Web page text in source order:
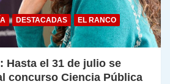
DESTACADAS
EL RANCO
Hasta el 31 de julio se
concurso Ciencia Pública